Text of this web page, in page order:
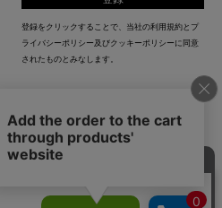
登録をクリックすることで、当社の利用規約と プ
ライバシーポリシー及びクッキーポリシー に同意
されたものとみなします。
AZUL APP